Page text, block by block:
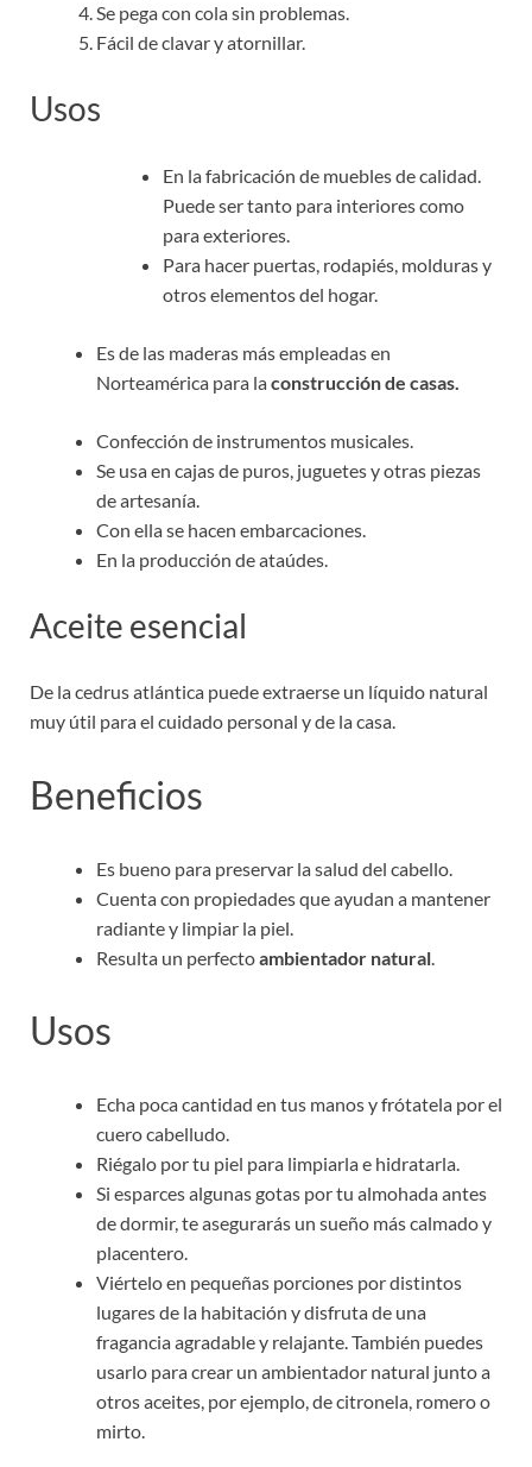
Se pega con cola sin problemas.
Fácil de clavar y atornillar.
Usos
En la fabricación de muebles de calidad.
Puede ser tanto para interiores como
para exteriores.
Para hacer puertas, rodapiés, molduras y
otros elementos del hogar.
Es de las maderas más empleadas en
Norteamérica para laconstrucción de casas.
Confección de instrumentos musicales.
Se usa en cajas de puros, juguetes y otras piezas
de artesanía.
Con ella se hacen embarcaciones.
En la producción de ataúdes.
Aceite esencial
De la cedrus atlántica puede extraerse un líquido natural
muy útil para el cuidado personal y de la casa.
Beneficios
Es bueno para preservar la salud del cabello.
Cuenta con propiedades que ayudan a mantener
radiante y limpiar la piel.
Resulta un perfectoambientador natural
Usos
Echa poca cantidad en tus manos y frótatela por el
cuero cabelludo.
Riégalo por tu piel para limpiarla e hidratarla.
Si esparces algunas gotas por tu almohada antes
de dormir, te asegurarás un sueño más calmado y
placentero.
Viértelo en pequeñas porciones por distintos
lugares de la habitación y disfruta de una
fragancia agradable y relajante. También puedes
usarlo para crear un ambientador natural junto a
otros aceites, por ejemplo, de citronela, romero o
mirto.